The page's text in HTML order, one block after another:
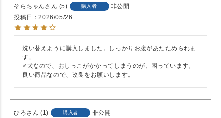
そらちゃん 5 購入者
非公開
投稿日
2026/05/26
洗い替えように購入しました。しっかりお腹があたためられま
す。
♂犬なので、おしっこがかかってしまうのが、困っています。
良い商品なので、改良をお願いします。
ひろ 1 購入者
非公開